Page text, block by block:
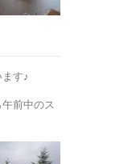
す♪
前中のス